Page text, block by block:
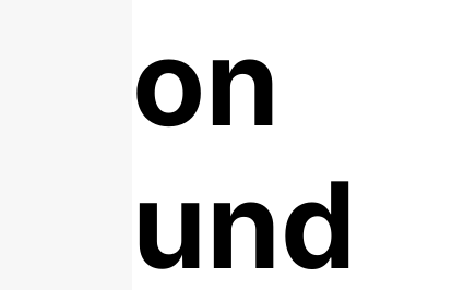
on
und